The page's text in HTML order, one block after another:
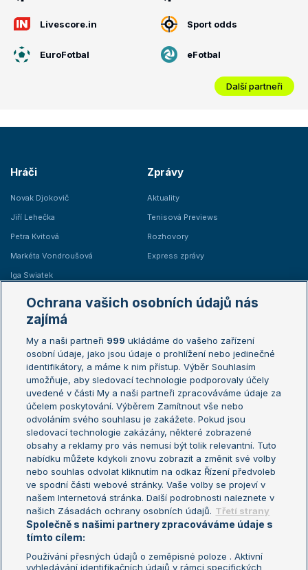
Livescore.in Sport odds
EuroFotbal eFotbal
Další partneři
Hráči
Novak Djokovič
Jiří Lehečka
Petra Kvitová
Markéta Vondroušová
Iga Swiatek
Zprávy
Aktuality
Tenisová Previews
Rozhovory
Express zprávy
Žebříčky
Žebříček ATP (muži)
Žebříček WTA (ženy)
Sázkařský žebříček
Australian Open
French Open
Wimbledon
US Open
Turnaj mistrů
Turnaj mistryň
Aktualní trendy
Fotbalové přestupy
Livesport Daily
LS Prague Open
Ochrana vašich osobních údajů nás
zajímá
My a naši partneři 999 ukládáme do vašeho zařízení
osobní údaje, jako jsou údaje o prohlížení nebo jedinečné
identifikátory, a máme k nim přístup. Výběr Souhlasím
umožňuje, aby sledovací technologie podporovaly účely
uvedené v části My a naši partneři zpracováváme údaje za
účelem poskytování. Výběrem Zamítnout vše nebo
odvoláním svého souhlasu je zakážete. Pokud jsou
sledovací technologie zakázány, některé zobrazené
obsahy a reklamy pro vás nemusí být tolik relevantní. Tuto
nabídku můžete kdykoli znovu zobrazit a změnit své volby
nebo souhlas odvolat kliknutím na odkaz Řízení předvoleb
ve spodní části webové stránky. Vaše volby se projeví v
našem Internetová stránka. Další podrobnosti naleznete v
našich Zásadách ochrany osobních údajů. Třetí strany
Společně s našimi partnery zpracováváme údaje s
tímto cílem:
Používání přesných údajů o zeměpisné poloze . Aktivní
vyhledávání identifikačních údajů v rámci specifických